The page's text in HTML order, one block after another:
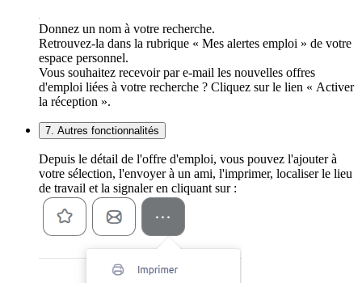
Donnez un nom à votre recherche.
Retrouvez-la dans la rubrique « Mes alertes emploi » de votre
espace personnel.
Vous souhaitez recevoir par e-mail les nouvelles offres
d'emploi liées à votre recherche ? Cliquez sur le lien « Activer
la réception ».
7. Autres fonctionnalités
Depuis le détail de l'offre d'emploi, vous pouvez l'ajouter à
votre sélection, l'envoyer à un ami, l'imprimer, localiser le lieu
de travail et la signaler en cliquant sur :